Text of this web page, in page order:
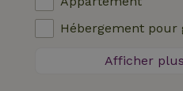
Accès à Internet
Réfrigérateur avec
congélateur
Hébergement pour
MaisonnetteAfficher plus